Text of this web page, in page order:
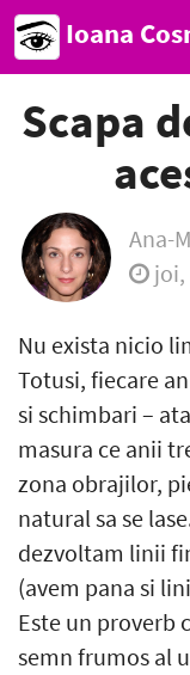
Ioana
Scapa
Ana-
joi,
Nu exista nicio
Totusi, fiecare
si schimbari –
masura ce anii
zona obrajilor,
natural sa se
dezvoltam linii
(avem pana si
Este un proverb
semn frumos al